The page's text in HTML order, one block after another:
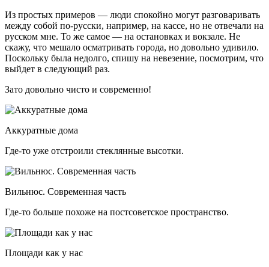
Из простых примеров — люди спокойно могут разговаривать
между собой по-русски, например, на кассе, но не отвечали на
русском мне. То же самое — на остановках и вокзале. Не
скажу, что мешало осматривать города, но довольно удивило.
Поскольку была недолго, спишу на невезение, посмотрим, что
выйдет в следующий раз.
Зато довольно чисто и современно!
Аккуратные дома
Где-то уже отстроили стеклянные высотки.
Вильнюс. Современная часть
Где-то больше похоже на постсоветское пространство.
Площади как у нас